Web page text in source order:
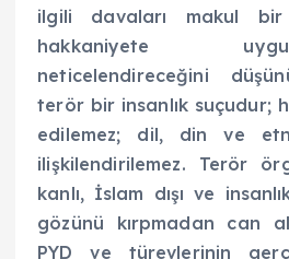
ilgili davaları makul
hakkaniyete
neticelendireceğini
terör bir insanlık suçudur;
edilemez; dil, din ve
ilişkilendirilemez. Terör
kanlı, İslam dışı ve
gözünü kırpmadan can
PYD ve türevlerinin